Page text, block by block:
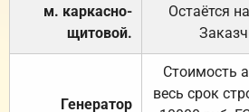
м. каркасно-
щитовой.
Остаётся
Генератор
Стоимость
весь срок